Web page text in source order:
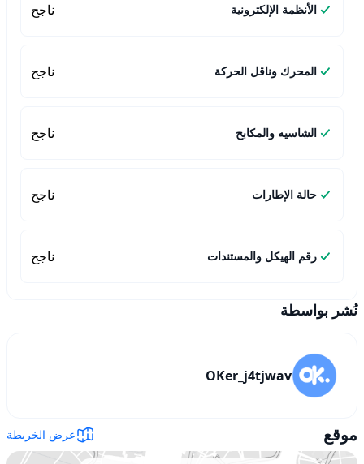
الأنظمة الإلكترونية ناجح
المحرك وناقل الحركة ناجح
الشاسيه والمكابح ناجح
حالة الإطارات ناجح
رقم الهيكل والمستندات ناجح
نُشر بواسطة
OKer_j4tjwav
موقع عرض الخريطة